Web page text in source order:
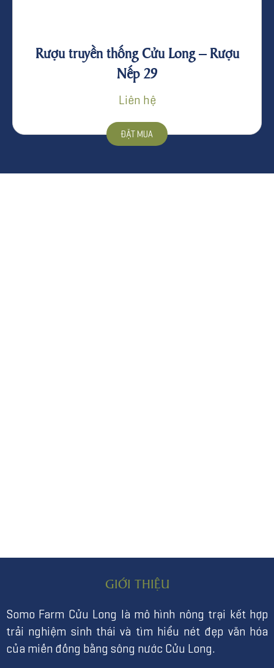
Rượu truyền thống Cửu Long – Rượu
Nếp 29
Liên hệ
ĐẶT MUA
GIỚI THIỆU
Somo Farm Cửu Long là mô hình nông trại kết hợp
trải nghiệm sinh thái và tìm hiểu nét đẹp văn hóa
của miền đồng bằng sông nước Cửu Long.